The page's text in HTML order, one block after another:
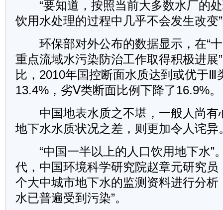
“要知道，按照当前大多数水厂的处
饮用水处理的过程中几乎不会发生改变
环保部对外公布的数据显示，在“十
重点流域水污染防治工作取得积极进展
比，2010年国控断面水质达到或优于Ⅲ
13.4%，劣Ⅴ类断面比例下降了16.9%。
中国地表水质之不堪，一般人尚有
地下水水质状况之差，则更加令人诧异
“中国一半以上的人口饮用地下水”
代，中国环境科学研究院赵章元研究员
个大中城市地下水的监测资料进行分析
水已普遍受到污染”。